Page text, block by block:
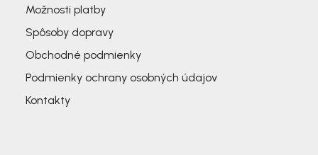
Možnosti platby
Spôsoby dopravy
Obchodné podmienky
Podmienky ochrany osobných údajov
Kontakty